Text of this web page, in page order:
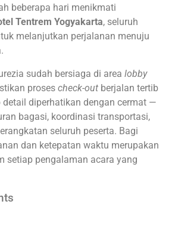
beberapa hari menikmati
Tentrem Yogyakarta, seluruh
melanjutkan perjalanan menuju
sudah bersiaga di area lobby
proses check-out berjalan tertib
detail diperhatikan dengan cermat —
bagasi, koordinasi transportasi,
seluruh peserta. Bagi
dan ketepatan waktu merupakan
setiap pengalaman acara yang